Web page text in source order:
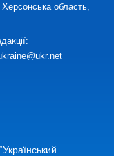
область,